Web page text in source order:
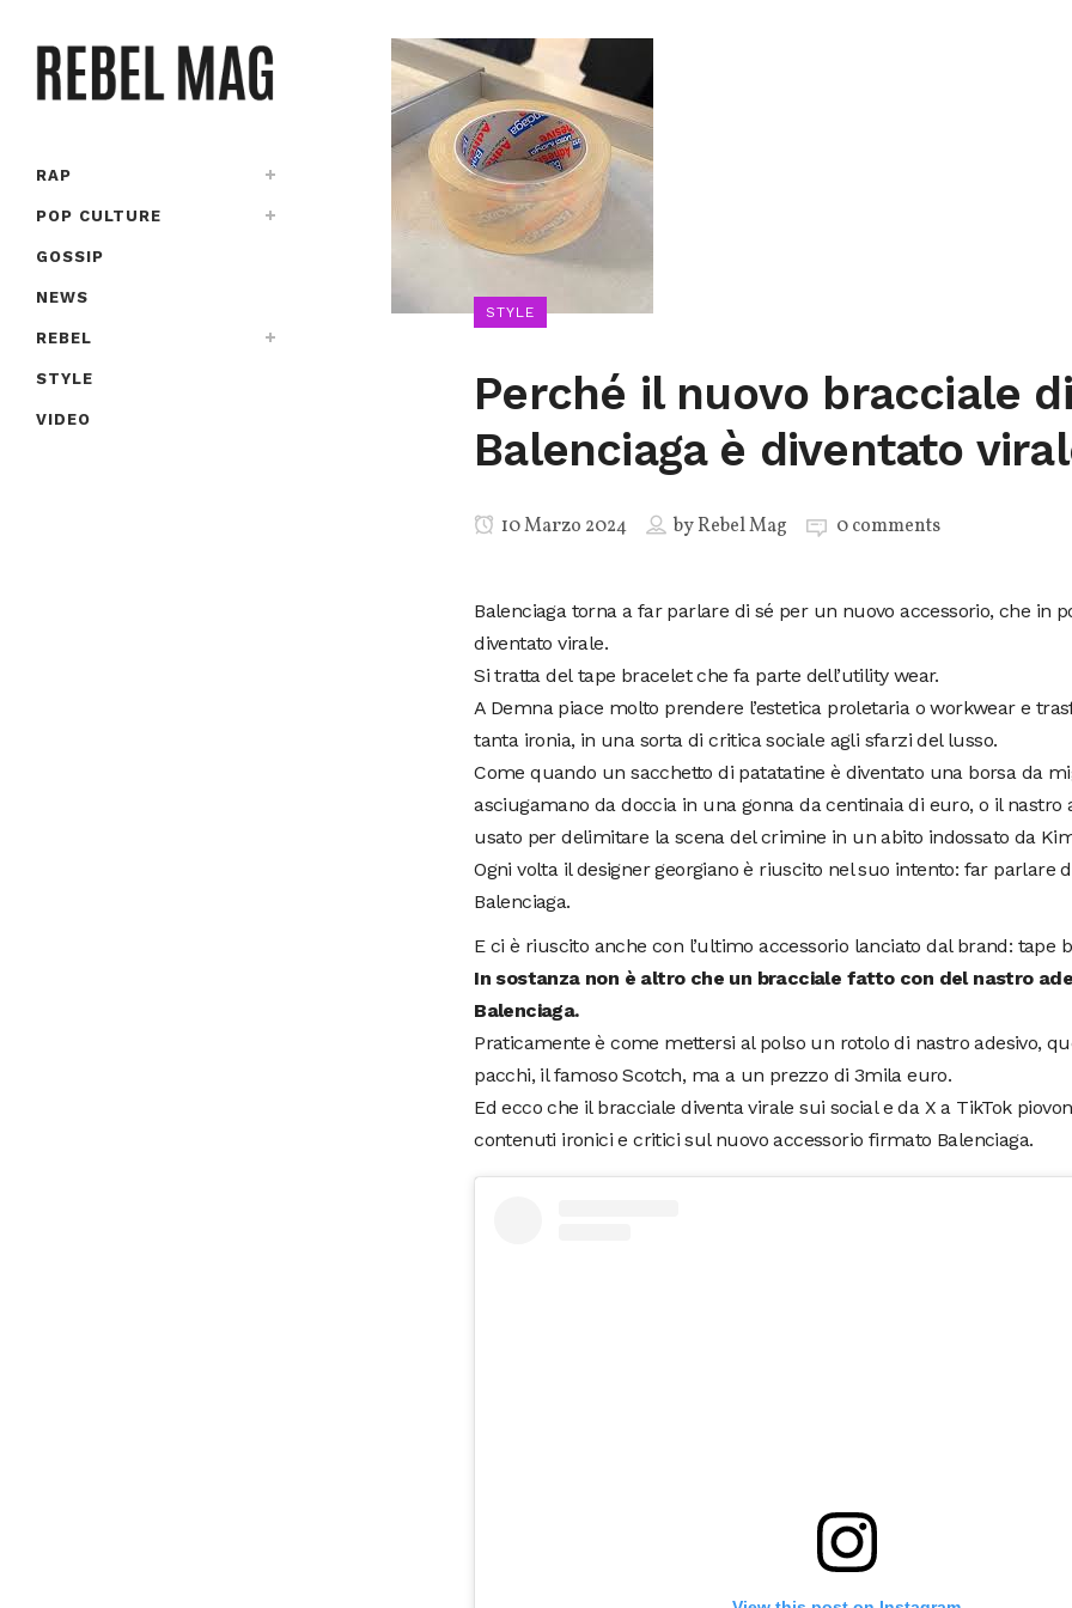
RAP
POP CULTURE
GOSSIP
NEWS
REBEL
STYLE
VIDEO
STYLE
Perché il nuovo bracciale di
Balenciaga è diventato
10 Marzo 2024 byRebel Mag 0 comments
Balenciaga torna a far parlare di sé per un nuovo accessorio, che in
diventato virale.
Si tratta del tape bracelet che fa parte dell’utility wear.
A Demna piace molto prendere l’estetica proletaria o workwear e
tanta ironia, in una sorta di critica sociale agli sfarzi del lusso.
Come quando un sacchetto di patatatine è diventato una borsa da
asciugamano da doccia in una gonna da centinaia di euro, o il nastro
usato per delimitare la scena del crimine in un abito indossato da
Ogni volta il designer georgiano è riuscito nel suo intento: far parlare
Balenciaga.
E ci è riuscito anche con l’ultimo accessorio lanciato dal brand: tape
In sostanza non è altro che un bracciale fatto con del nastro
Balenciaga.
Praticamente è come mettersi al polso un rotolo di nastro adesivo,
pacchi, il famoso Scotch, ma a un prezzo di 3mila euro.
Ed ecco che il bracciale diventa virale sui social e da X a TikTok
contenuti ironici e critici sul nuovo accessorio firmato Balenciaga.